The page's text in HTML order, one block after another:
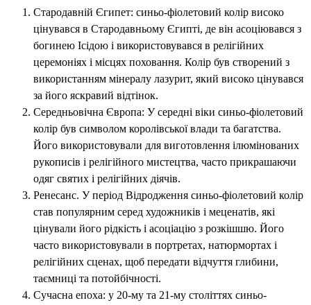
Стародавній Єгипет: синьо-фіолетовий колір високо
цінувався в Стародавньому Єгипті, де він асоціювався з
богинею Ісідою і використовувався в релігійних
церемоніях і місцях поховання. Колір був створений з
використанням мінералу лазурит, який високо цінувався
за його яскравий відтінок.
Середньовічна Європа: У середні віки синьо-фіолетовий
колір був символом королівської влади та багатства.
Його використовували для виготовлення ілюмінованих
рукописів і релігійного мистецтва, часто прикрашаючи
одяг святих і релігійних діячів.
Ренесанс. У період Відродження синьо-фіолетовий колір
став популярним серед художників і меценатів, які
цінували його рідкість і асоціацію з розкішшю. Його
часто використовували в портретах, натюрмортах і
релігійних сценах, щоб передати відчуття глибини,
таємниці та потойбічності.
Сучасна епоха: у 20-му та 21-му століттях синьо-